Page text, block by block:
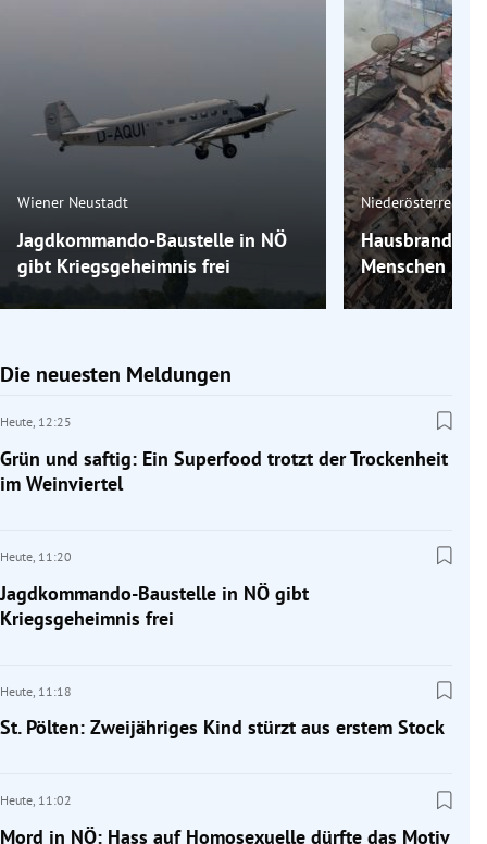
Wiener Neustadt
Jagdkommando-Baustelle in NÖ
gibt Kriegsgeheimnis frei
Niederösterreich
Hausbrand in
Menschen ihr
Die neuesten Meldungen
Heute, 12:25
Grün und saftig: Ein Superfood trotzt der Trockenheit
im Weinviertel
Heute, 11:20
Jagdkommando-Baustelle in NÖ gibt
Kriegsgeheimnis frei
Heute, 11:18
St. Pölten: Zweijähriges Kind stürzt aus erstem Stock
Heute, 11:02
Mord in NÖ: Hass auf Homosexuelle dürfte das Motiv